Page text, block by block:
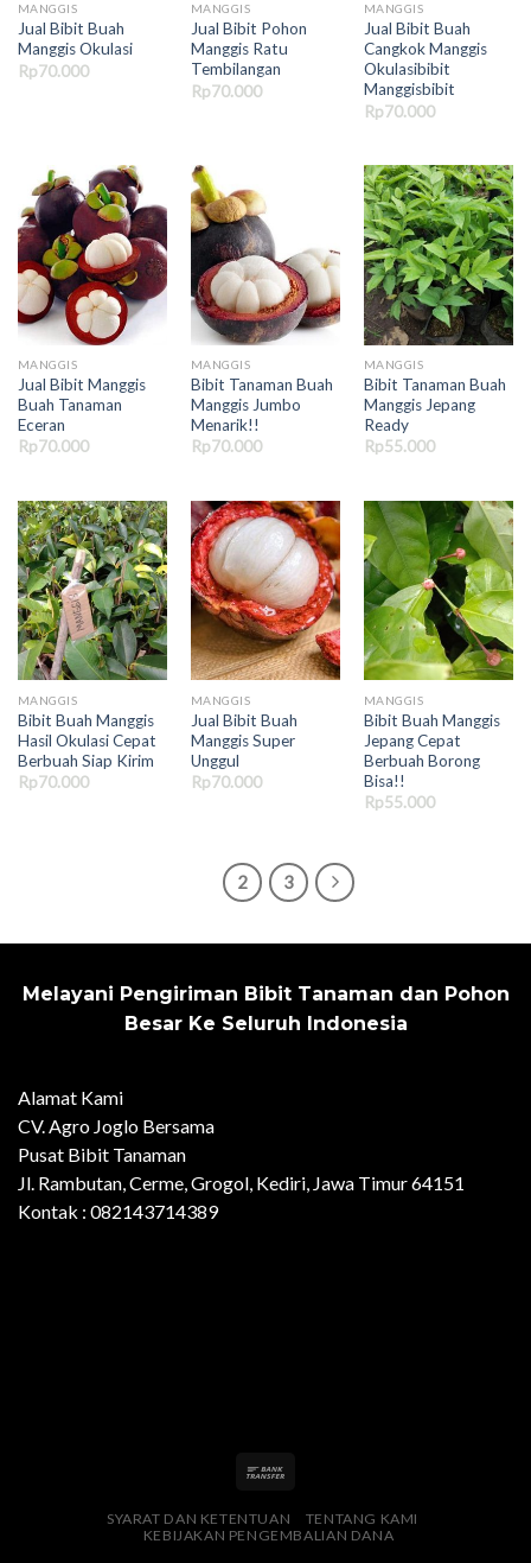
MANGGIS
Jual Bibit Buah
Manggis Okulasi
Rp70.000
MANGGIS
Jual Bibit Pohon
Manggis Ratu
Tembilangan
Rp70.000
MANGGIS
Jual Bibit Buah
Cangkok Manggis
Okulasibibit
Manggisbibit
Rp70.000
MANGGIS
Jual Bibit Manggis
Buah Tanaman
Eceran
Rp70.000
MANGGIS
Bibit Tanaman Buah
Manggis Jumbo
Menarik!!
Rp70.000
MANGGIS
Bibit Tanaman Buah
Manggis Jepang
Ready
Rp55.000
MANGGIS
Bibit Buah Manggis
Hasil Okulasi Cepat
Berbuah Siap Kirim
Rp70.000
MANGGIS
Jual Bibit Buah
Manggis Super
Unggul
Rp70.000
MANGGIS
Bibit Buah Manggis
Jepang Cepat
Berbuah Borong
Bisa!!
Rp55.000
2 3
Melayani Pengiriman Bibit Tanaman dan Pohon
Besar Ke Seluruh Indonesia
Alamat Kami
CV. Agro Joglo Bersama
Pusat Bibit Tanaman
Jl. Rambutan, Cerme, Grogol, Kediri, Jawa Timur 64151
Kontak : 082143714389
SYARAT DAN KETENTUAN
TENTANG KAMI
KEBIJAKAN PENGEMBALIAN DANA